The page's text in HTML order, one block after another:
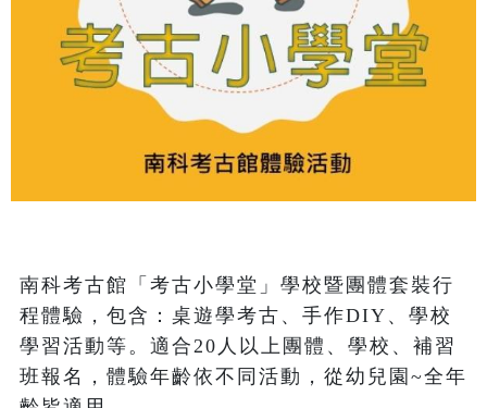
南科考古館「考古小學堂」學校暨團體套裝行
程體驗，包含：桌遊學考古、手作DIY、學校
學習活動等。適合20人以上團體、學校、補習
班報名，體驗年齡依不同活動，從幼兒園~全年